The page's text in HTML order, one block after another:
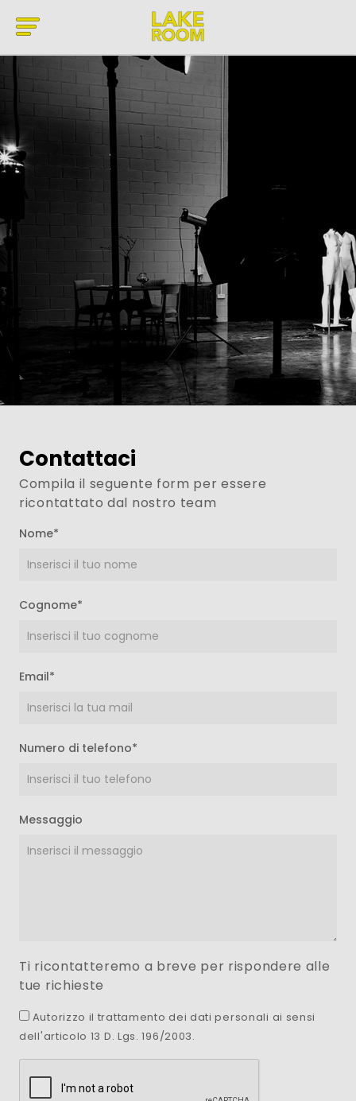
Contattaci
Compila il seguente form per essere
ricontattato dal nostro team
Nome*
Cognome*
Email*
Numero di telefono*
Messaggio
Ti ricontatteremo a breve per rispondere alle
tue richieste
Autorizzo il trattamento dei dati personali ai sensi
dell'articolo 13 D. Lgs. 196/2003.